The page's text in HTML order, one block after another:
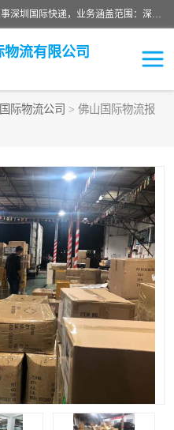
深圳市鑫飞速国际物流有限公司是一家从事深圳国际快递，业务涵盖范围：深圳DHL国际快递、深圳国际快递公司、深圳国际物流公司、深圳国际快递、深圳DHL国际快递电话可拨打全国服务热线：15019287411。欢迎各位亲来人来电到我司洽谈合作。
流有限公司
际物流公司 > 佛山国际物流报
巴西快递
伊朗快递
深圳国际快递公司
深圳国际快递电话
深圳国际快递